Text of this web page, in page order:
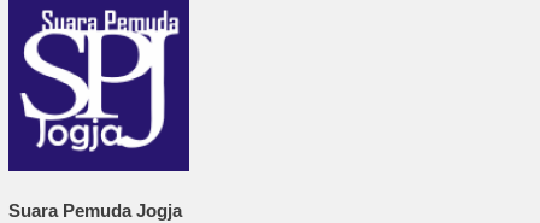
Suara Pemuda Jogja